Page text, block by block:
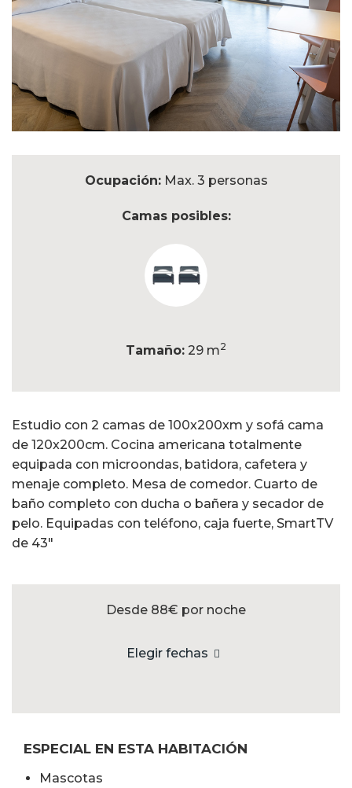
Ocupación:Max. 3 personas
Camas posibles:
Tamaño: 29 m2
Estudio con 2 camas de 100x200xm y sofá cama
de 120x200cm. Cocina americana totalmente
equipada con microondas, batidora, cafetera y
menaje completo. Mesa de comedor. Cuarto de
baño completo con ducha o bañera y secador de
pelo. Equipadas con teléfono, caja fuerte, SmartTV
de 43"
Desde 88€ por noche
Elegir fechas
ESPECIAL EN ESTA HABITACIÓN
Mascotas